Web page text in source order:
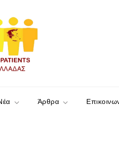
Άρθρα